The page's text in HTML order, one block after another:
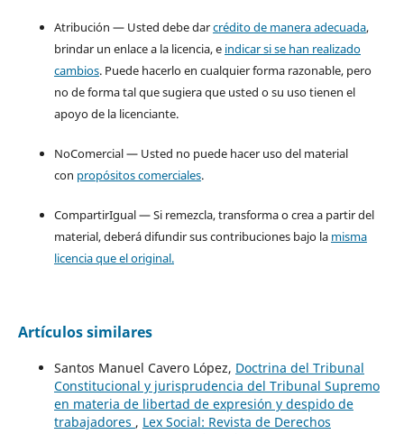
Atribución — Usted debe darcrédito de manera adecuada,
brindar un enlace a la licencia, e indicar si se han realizado
cambios. Puede hacerlo en cualquier forma razonable, pero
no de forma tal que sugiera que usted o su uso tienen el
apoyo de la licenciante.
NoComercial — Usted no puede hacer uso del material
con propósitos comerciales.
CompartirIgual — Si remezcla, transforma o crea a partir del
material, deberá difundir sus contribuciones bajo la misma
licencia que el original.
Artículos similares
Santos Manuel Cavero López, Doctrina del Tribunal
Constitucional y jurisprudencia del Tribunal Supremo
en materia de libertad de expresión y despido de
trabajadores , Lex Social: Revista de Derechos